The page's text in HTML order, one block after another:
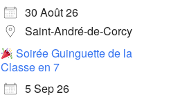
30 Août 26
Saint-André-de-Corcy
Soirée Guinguette de la
Classe en 7
5 Sep 26